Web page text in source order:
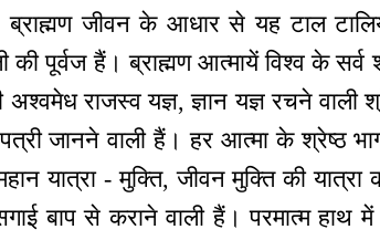
ब्राह्मण जीवन के आधार से यह टाल
की पूर्वज हैं। ब्राह्मण आत्मायें विश्व के सर्व
अश्वमेध राजस्व यज्ञ, ज्ञान यज्ञ रचने
जानने वाली हैं। हर आत्मा के श्रेष्ठ भाग्य
यात्रा - मुक्ति, जीवन मुक्ति की
बाप से कराने वाली हैं। परमात्म हाथ में